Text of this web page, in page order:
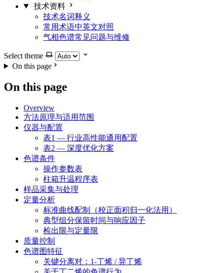
技术资料
技术名词释义
常用术语中英文对照
气相色谱常见问题与维修
Select theme
On this page
On this page
Overview
方法原理与适用范围
仪器与配置
表1 — 行业高性能通用配置
表2 — 深度优化方案
色谱条件
操作参数表
柱箱升温程序表
样品采集与处理
定量分析
标准曲线配制（校正面积归一化法用）
典型组分保留时间与响应因子
检出限与定量限
质量控制
色谱图特征
关键分离对：1-丁烯 / 异丁烯